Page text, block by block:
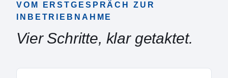
VOM ERSTGESPRÄCH ZUR
INBETRIEBNAHME
Vier Schritte, klar getaktet.